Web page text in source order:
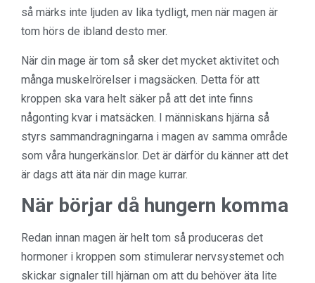
så märks inte ljuden av lika tydligt, men när magen är
tom hörs de ibland desto mer.
När din mage är tom så sker det mycket aktivitet och
många muskelrörelser i magsäcken. Detta för att
kroppen ska vara helt säker på att det inte finns
någonting kvar i matsäcken. I människans hjärna så
styrs sammandragningarna i magen av samma område
som våra hungerkänslor. Det är därför du känner att det
är dags att äta när din mage kurrar.
När börjar då hungern komma
Redan innan magen är helt tom så produceras det
hormoner i kroppen som stimulerar nervsystemet och
skickar signaler till hjärnan om att du behöver äta lite